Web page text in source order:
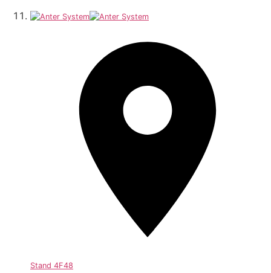
Stand 4F48